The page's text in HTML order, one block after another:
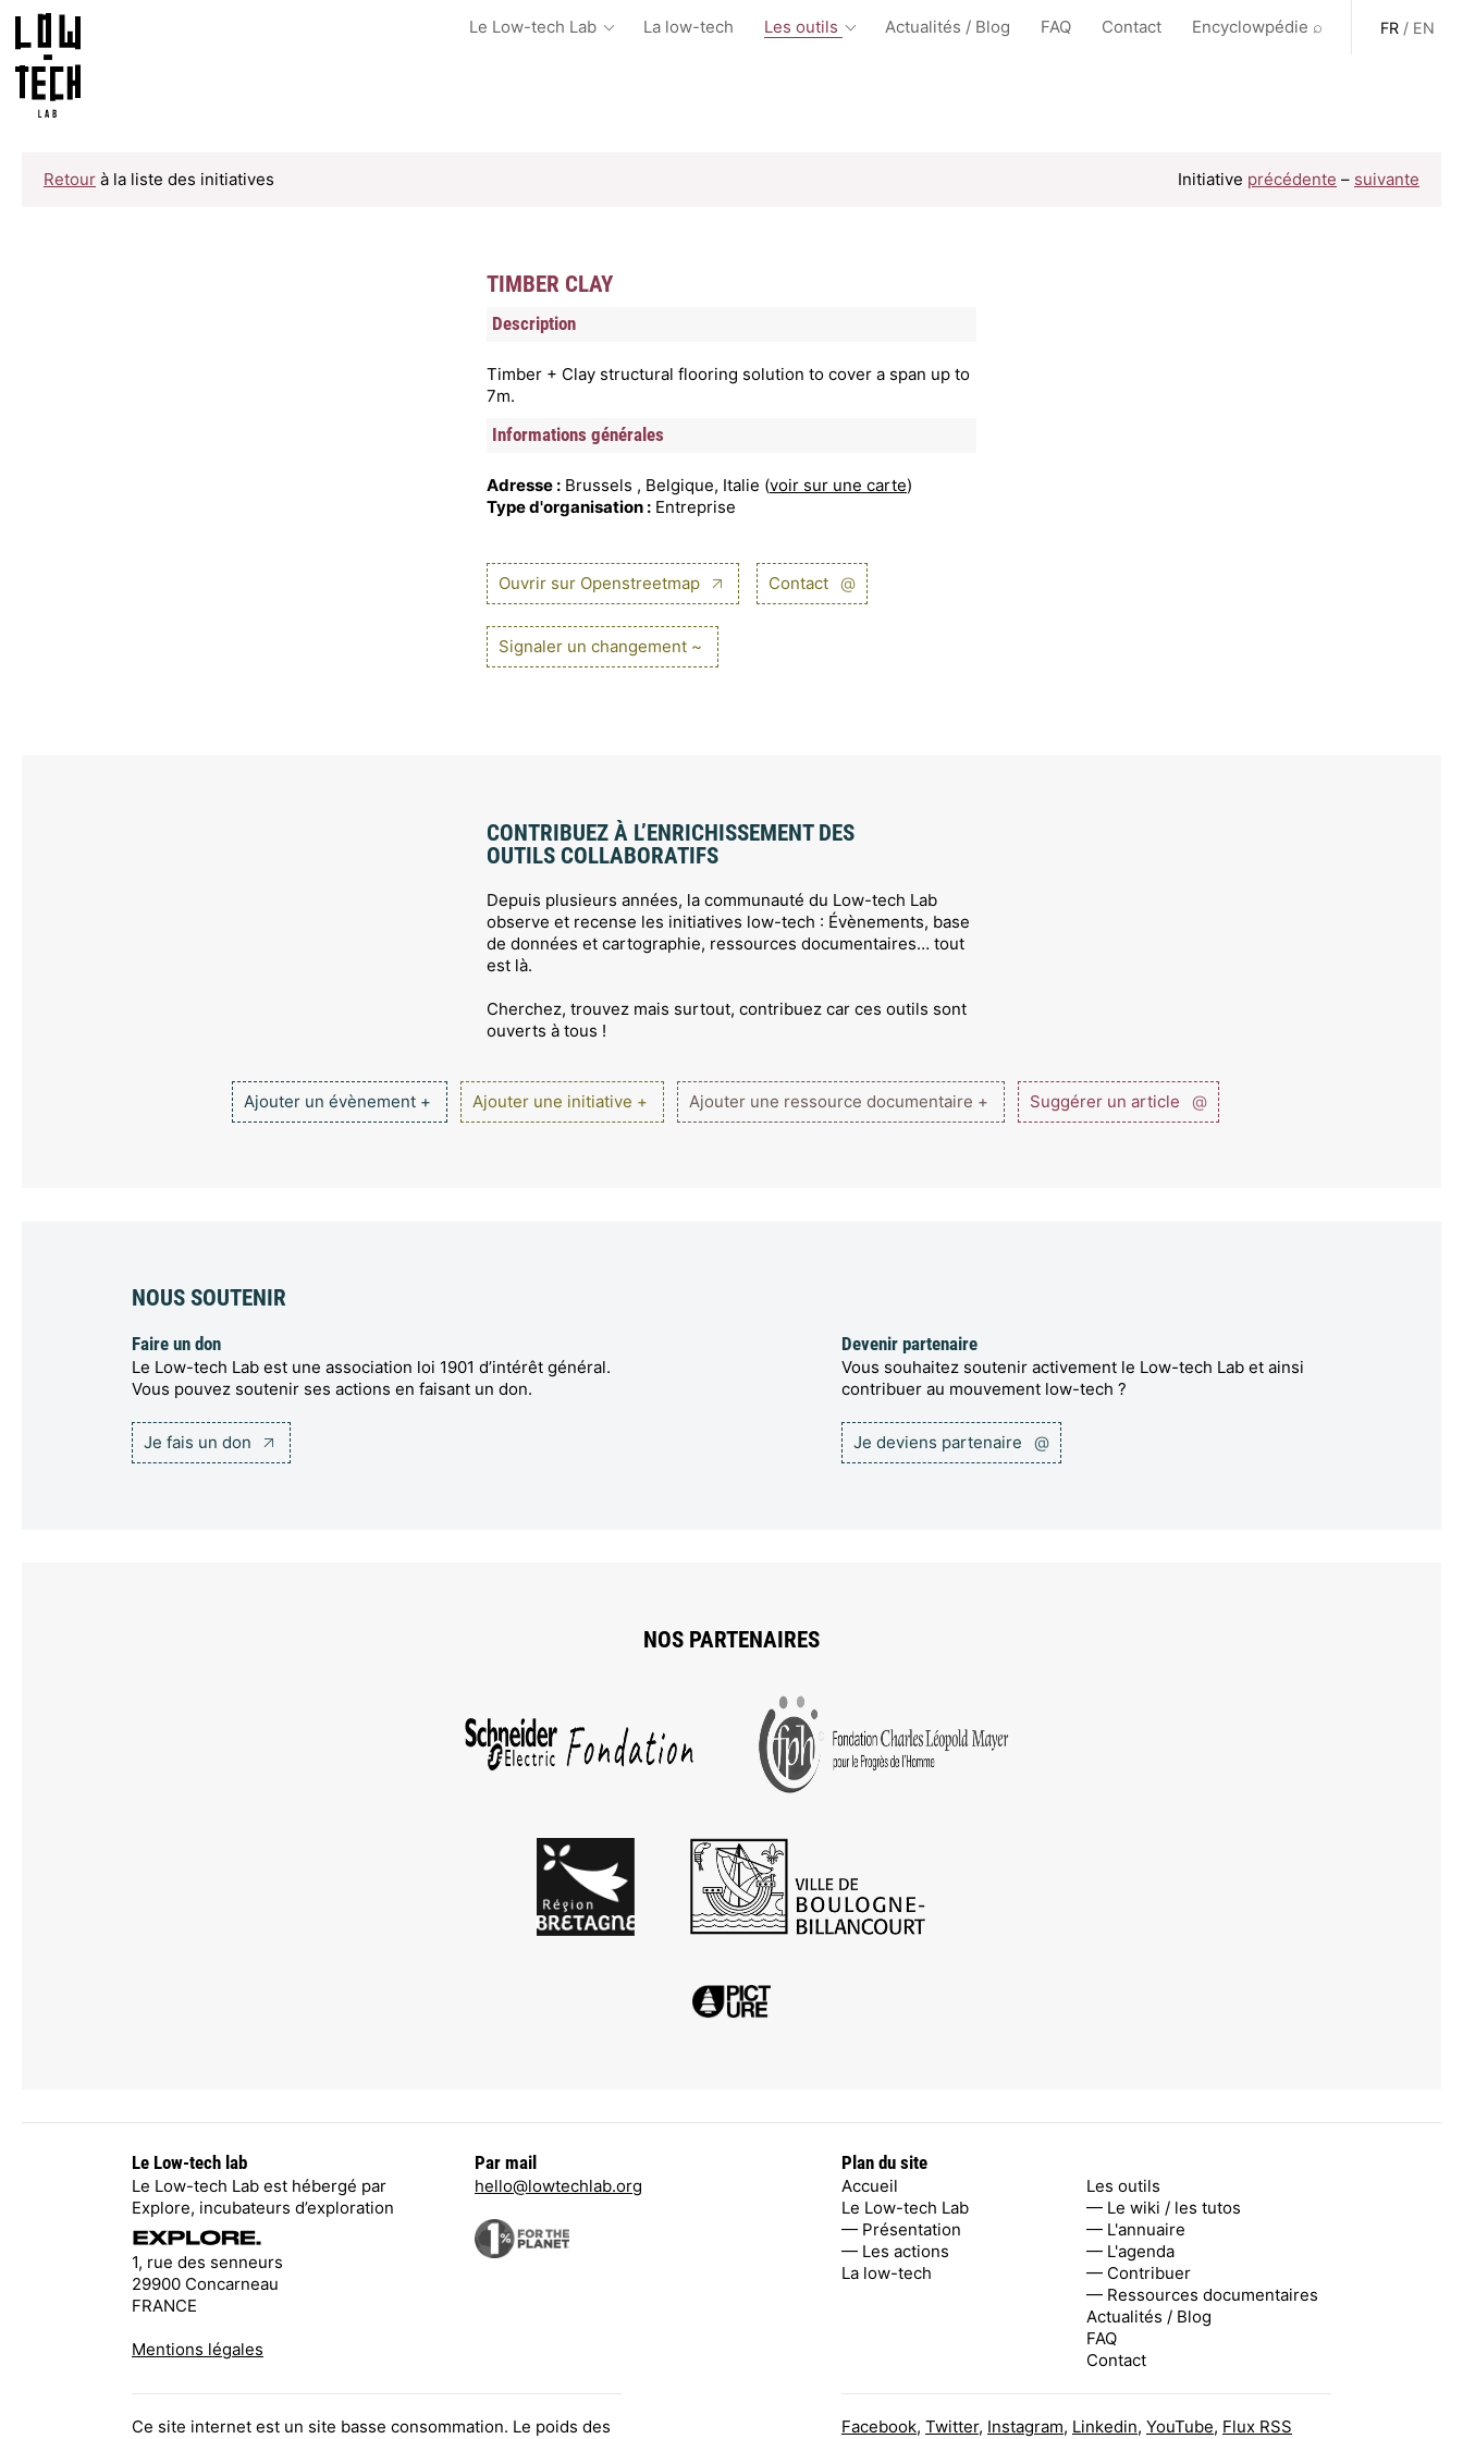
Le Low-tech Lab La low-tech Les outils Actualités / Blog FAQ Contact Encyclowpédie ⌕ FR / EN
Retour à la liste des initiatives Initiative précédente – suivante
TIMBER CLAY
Description
Timber + Clay structural flooring solution to cover a span up to
7m.
Informations générales
Adresse : Brussels , Belgique, Italie (voir sur une carte)
Type d'organisation : Entreprise
Ouvrir sur Openstreetmap Contact @
Signaler un changement ~
CONTRIBUEZ À L’ENRICHISSEMENT DES
OUTILS COLLABORATIFS
Depuis plusieurs années, la communauté du Low-tech Lab
observe et recense les initiatives low-tech : Évènements, base
de données et cartographie, ressources documentaires… tout
est là.
Cherchez, trouvez mais surtout, contribuez car ces outils sont
ouverts à tous !
Ajouter un évènement + Ajouter une initiative + Ajouter une ressource documentaire + Suggérer un article @
NOUS SOUTENIR
Faire un don
Le Low-tech Lab est une association loi 1901 d’intérêt général.
Vous pouvez soutenir ses actions en faisant un don.
Je fais un don
Devenir partenaire
Vous souhaitez soutenir activement le Low-tech Lab et ainsi
contribuer au mouvement low-tech ?
Je deviens partenaire @
NOS PARTENAIRES
Le Low-tech lab
Le Low-tech Lab est hébergé par
Explore, incubateurs d’exploration
1, rue des senneurs
29900 Concarneau
FRANCE
Mentions légales
Par mail
hello@lowtechlab.org
Plan du site
Accueil
Le Low-tech Lab
— Présentation
— Les actions
La low-tech
Les outils
— Le wiki / les tutos
— L'annuaire
— L'agenda
— Contribuer
— Ressources documentaires
Actualités / Blog
FAQ
Contact
Ce site internet est un site basse consommation. Le poids des
Facebook, Twitter, Instagram, Linkedin, YouTube, Flux RSS